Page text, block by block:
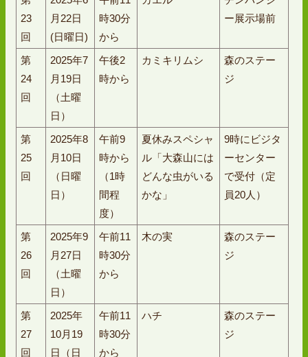
23
回
月22日
(日曜日)
時30分
から
ー展示場前
第
24
回
2025年7
月19日
（土曜
日）
午後2
時から
カミキリムシ
森のステー
ジ
第
25
回
2025年8
月10日
（日曜
日）
午前9
時から
（1時
間程
度）
夏休みスペシャ
ル「大森山には
どんな虫がいる
かな」
9時にビジタ
ーセンター
で受付（定
員20人）
第
26
回
2025年9
月27日
（土曜
日）
午前11
時30分
から
木の実
森のステー
ジ
第
27
回
2025年
10月19
日（日
午前11
時30分
から
ハチ
森のステー
ジ